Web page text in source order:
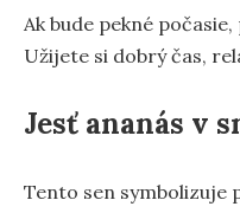
Ak bude pekné
Užijete si dobrý čas,
Jesť ananás v
Tento sen symbolizuje